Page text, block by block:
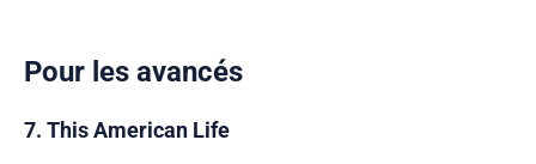
Pour les avancés
7. This American Life